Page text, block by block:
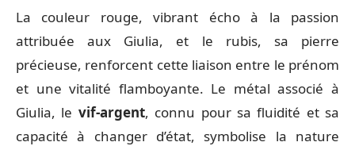
La couleur rouge, vibrant écho à la passion
attribuée aux Giulia, et le rubis, sa pierre
précieuse, renforcent cette liaison entre le prénom
et une vitalité flamboyante. Le métal associé à
Giulia, le vif-argent, connu pour sa fluidité et sa
capacité à changer d’état, symbolise la nature